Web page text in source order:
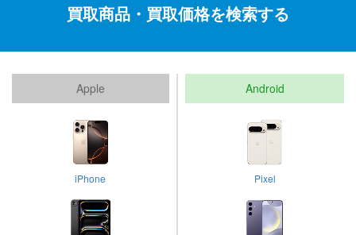
買取商品・買取価格を検索する
Apple
iPhone
Android
Pixel